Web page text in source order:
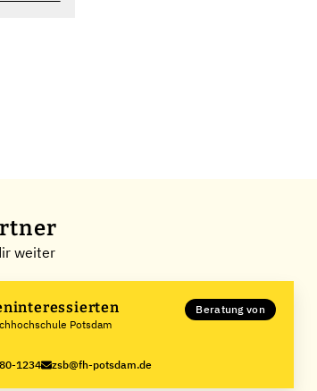
weiter
Potsdam
Beratung von
1234 zsb@fh-potsdam.de